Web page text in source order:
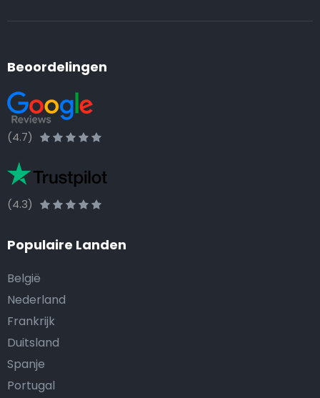
Beoordelingen
(4.7)
(4.3)
Populaire Landen
België
Nederland
Frankrijk
Duitsland
Spanje
Portugal